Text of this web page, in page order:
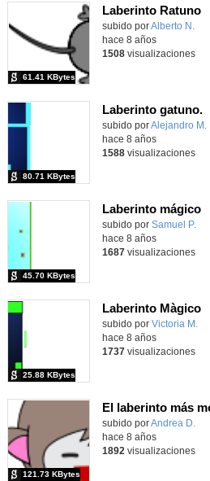
Laberinto Ratuno
subido porAlberto N.
61.41 KBytes
hace 8 años
1508visualizaciones
Laberinto gatuno.
subido porAlejandro M.
80.71 KBytes
hace 8 años
1588visualizaciones
Laberinto mágico
subido por Samuel P.
45.70 KBytes
hace 8 años
1687 visualizaciones
Laberinto Màgico
subido por Victoria M.
25.88 KBytes
hace 8 años
1737 visualizaciones
El laberinto más
subido porAndrea D.
121.73 KBytes
hace 8 años
1892 visualizaciones